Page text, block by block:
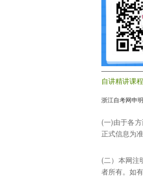
自讲精讲课
浙江自考网申明
(一)由于各
正式信息为准
(二）本网注
者所有。如